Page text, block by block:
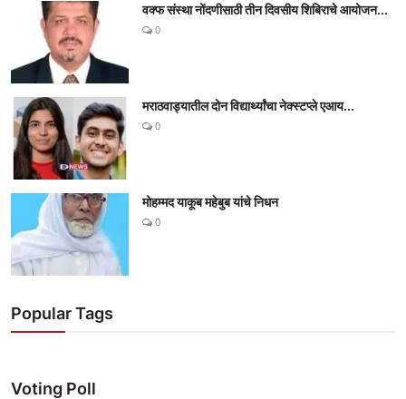
वक्फ संस्था नोंदणीसाठी तीन दिवसीय शिबिराचे आयोजन...
0
मराठवाड्यातील दोन विद्यार्थ्यांचा नेक्स्टप्ले एआय...
0
मोहम्मद याकूब महेबुब यांचे निधन
0
Popular Tags
Voting Poll